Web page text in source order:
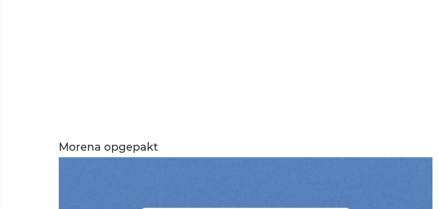
Morena opgepakt